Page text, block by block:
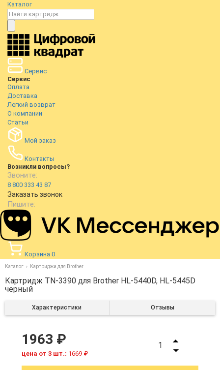
Каталог
Сервис
Сервис
Оплата
Доставка
Легкий возврат
О компании
Статьи
Мой заказ
Контакты
Возникли вопросы?
Звоните:
8 800 333 43 87
Заказать звонок
Пишите:
Корзина 0
Каталог Картриджи для Brother
Картридж TN-3390 для Brother HL-5440D, HL-5445D
черный
Характеристики Отзывы
1963 ₽
цена от 3 шт.: 1669 ₽
1